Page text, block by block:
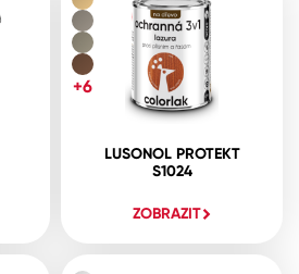
LUSONOL PROTEKT
S1024
ZOBRAZIT
+6